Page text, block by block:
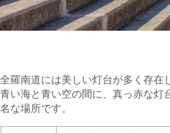
全羅南道には美しい灯台が多く存在
青い海と青い空の間に、真っ赤な灯
名な場所です。